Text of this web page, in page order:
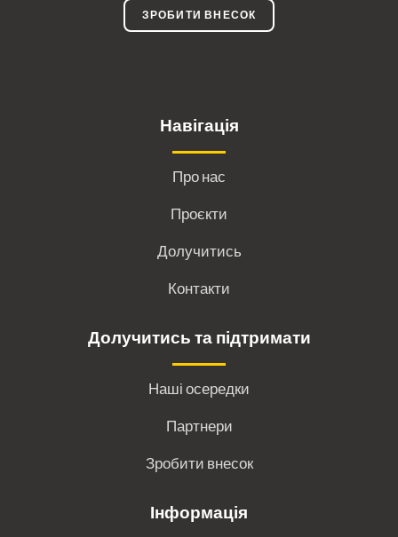
ЗРОБИТИ ВНЕСОК
Навігація
Про нас
Проєкти
Долучитись
Контакти
Долучитись та підтримати
Наші осередки
Партнери
Зробити внесок
Інформація